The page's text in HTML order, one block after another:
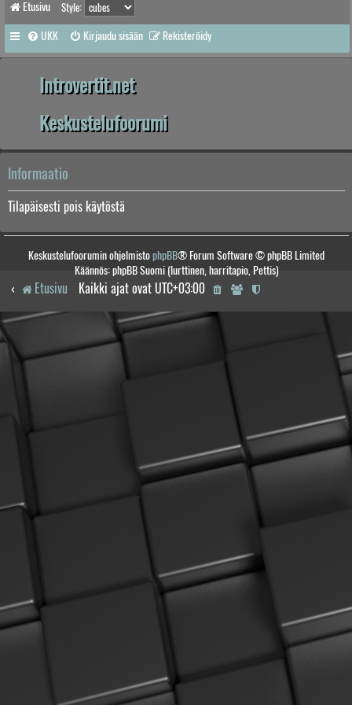
Etusivu Style:
UKK Kirjaudu sisään Rekisteröidy
Introvertit.net
Keskustelufoorumi
Informaatio
Tilapäisesti pois käytöstä
Keskustelufoorumin ohjelmistophpBB® Forum Software © phpBB Limited
Käännös: phpBB Suomi (lurttinen, harritapio, Pettis)
Etusivu Kaikki ajat ovat UTC+03:00